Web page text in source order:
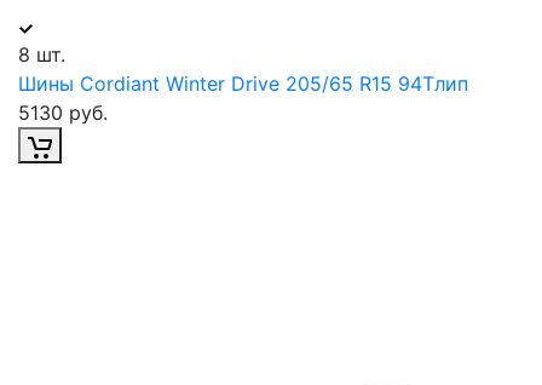
8 шт.
Шины Cordiant Winter Drive 205/65 R15 94Tлип
5130 руб.